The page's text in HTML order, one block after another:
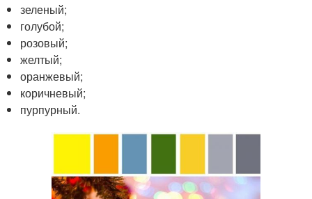
зеленый;
голубой;
розовый;
желтый;
оранжевый;
коричневый;
пурпурный.